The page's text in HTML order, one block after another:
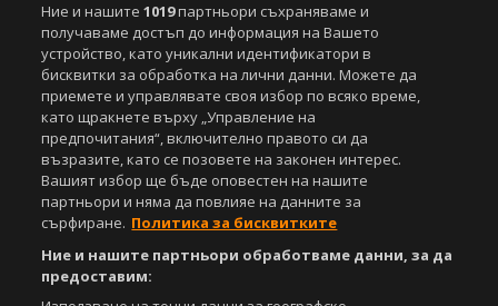
Copyright © 2007-2026 Агенция Спортал. Всички права запазени.
Този уебсайт е собственост наSportal Media Group
За нас Екип За рекламa
Общи условия
Етични правила на НСС
Лични данни
Управление на предпочитания
под закрила на Закона за авторското право и сродните му права.
Всички статии, репортажи, интервюта и други текстови, графични и
Ние и нашите1019партньори съхраняваме и
получаваме достъп до информация на Вашето
устройство, като уникални идентификатори в
бисквитки за обработка на лични данни. Можете да
приемете и управлявате своя избор по всяко време,
като щракнете върху „Управление на
предпочитания“, включително правото си да
възразите, като се позовете на законен интерес.
Вашият избор ще бъде оповестен на нашите
партньори и няма да повлияе на данните за
сърфиране. Политика за бисквитките
Ние и нашите партньори обработваме данни, за да
предоставим: